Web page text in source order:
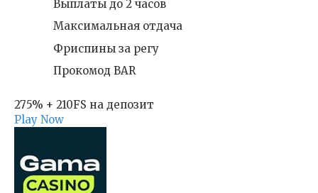
Выплаты до 2 часов
Максимальная отдача
Фриспины за регу
Прокомод BAR
275% + 210FS на депозит
Play Now